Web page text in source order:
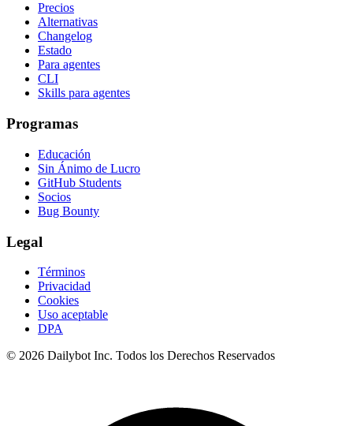
Precios
Alternativas
Changelog
Estado
Para agentes
CLI
Skills para agentes
Programas
Educación
Sin Ánimo de Lucro
GitHub Students
Socios
Bug Bounty
Legal
Términos
Privacidad
Cookies
Uso aceptable
DPA
© 2026 Dailybot Inc. Todos los Derechos Reservados